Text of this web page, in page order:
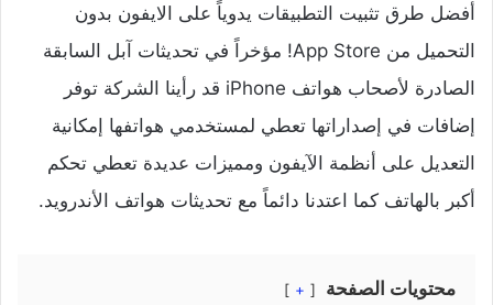
أفضل طرق تثبيت التطبيقات يدوياً على الايفون بدون
التحميل من App Store! مؤخراً في تحديثات آبل السابقة
الصادرة لأصحاب هواتف iPhone قد رأينا الشركة توفر
إضافات في إصداراتها تعطي لمستخدمي هواتفها إمكانية
التعديل على أنظمة الآيفون ومميزات عديدة تعطي تحكم
أكبر بالهاتف كما اعتدنا دائماً مع تحديثات هواتف الأندرويد.
محتويات الصفحة +